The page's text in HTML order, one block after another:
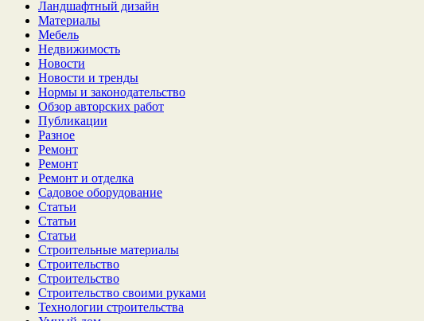
Ландшафтный дизайн
Материалы
Мебель
Недвижимость
Новости
Новости и тренды
Нормы и законодательство
Обзор авторских работ
Публикации
Разное
Ремонт
Ремонт
Ремонт и отделка
Садовое оборудование
Статьи
Статьи
Статьи
Строительные материалы
Строительство
Строительство
Строительство своими руками
Технологии строительства